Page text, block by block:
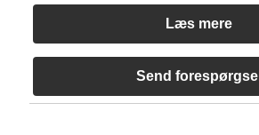
Læs mere
Send forespørgsel